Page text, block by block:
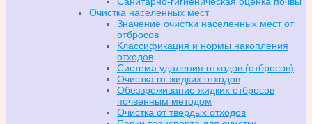
Очистка населенных мест
Значение очистки населенных мест от
отбросов
Классификация и нормы накопления
отходов
Система удаления отходов (отбросов)
Очистка от жидких отходов
Обезвреживание жидких отбросов
почвенным методом
Очистка от твердых отходов